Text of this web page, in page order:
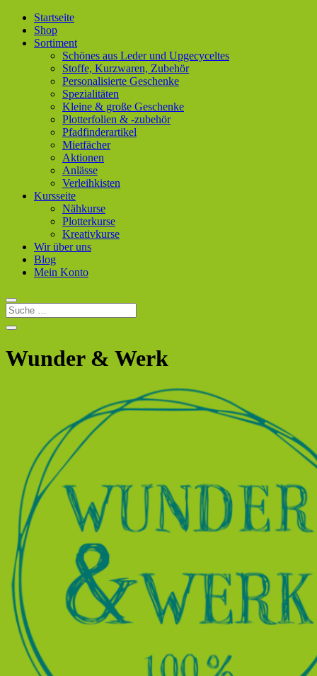
Startseite
Shop
Sortiment
Schönes aus Leder und Upgecyceltes
Stoffe, Kurzwaren, Zubehör
Personalisierte Geschenke
Spezialitäten
Kleine & große Geschenke
Plotterfolien & -zubehör
Pfadfinderartikel
Mietfächer
Aktionen
Anlässe
Verleihkisten
Kursseite
Nähkurse
Plotterkurse
Kreativkurse
Wir über uns
Blog
Mein Konto
Wunder & Werk